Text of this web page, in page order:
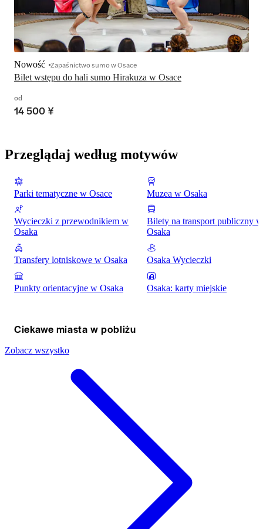
Bilet wstępu do hali sumo Hirakuza w Osace
Nowość Zapaśnictwo sumo w Osace
od
14 500 ¥
Przeglądaj według motywów
Parki tematyczne w Osace Muzea w Osaka
Wycieczki z przewodnikiem w
Osaka
Bilety na transport publiczny w
Osaka
Transfery lotniskowe w Osaka Osaka Wycieczki
Punkty orientacyjne w Osaka Osaka: karty miejskie
Ciekawe miasta w pobliżu
Zobacz wszystko